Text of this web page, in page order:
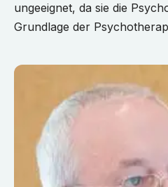
ungeeignet, da sie die
Grundlage der